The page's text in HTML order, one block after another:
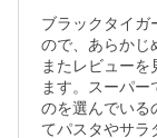
ブラックタイガ
ので、あらかじ
またレビューを
ます。スーパ
のを選んでいる